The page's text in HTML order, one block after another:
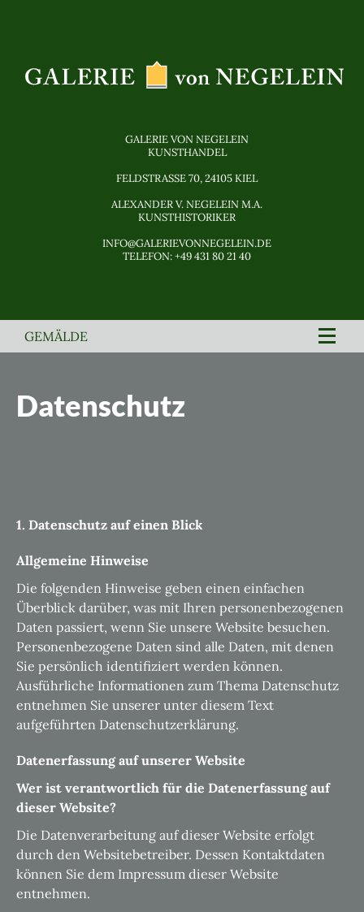
GALERIEVON NEGELEIN
KUNSTHANDEL
FELDSTRASSE 70, 24105KIEL
ALEXANDER V. NEGELEIN M.A.
KUNSTHISTORIKER
INFO@GALERIEVONNEGELEIN.DE
TELEFON: +49 431 80 21 40
GEMÄLDE
Datenschutz
1. Datenschutz auf einen Blick
Allgemeine Hinweise
Die folgenden Hinweise geben einen einfachen
Überblick darüber, was mit Ihren personenbezogenen
Daten passiert, wenn Sie unsere Website besuchen.
Personenbezogene Daten sind alle Daten, mit denen
Sie persönlich identifiziert werden können.
Ausführliche Informationen zum Thema Datenschutz
entnehmen Sie unserer unter diesem Text
aufgeführten Datenschutzerklärung.
Datenerfassung auf unserer Website
Wer ist verantwortlich für die Datenerfassung auf
dieser Website?
Die Datenverarbeitung auf dieser Website erfolgt
durch den Websitebetreiber. Dessen Kontaktdaten
können Sie dem Impressum dieser Website
entnehmen.